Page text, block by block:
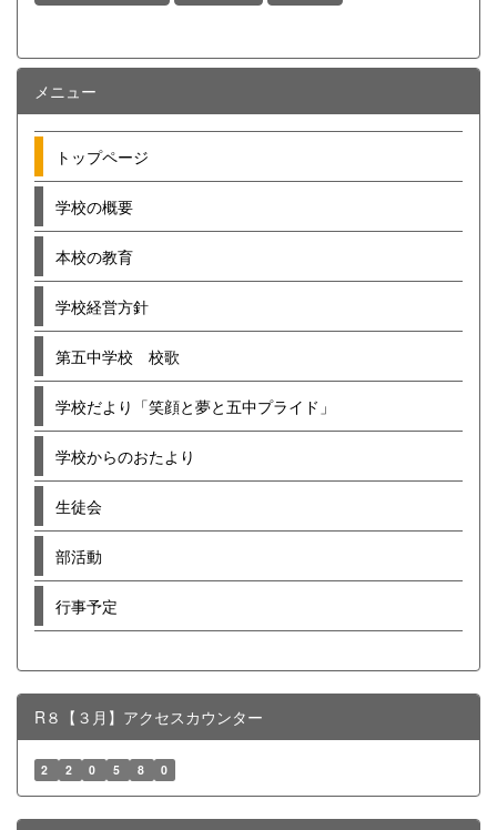
メニュー
トップページ
学校の概要
本校の教育
学校経営方針
第五中学校 校歌
学校だより「笑顔と夢と五中プライド」
学校からのおたより
生徒会
部活動
行事予定
R８【３月】アクセスカウンター
2 2 0 5 8 0